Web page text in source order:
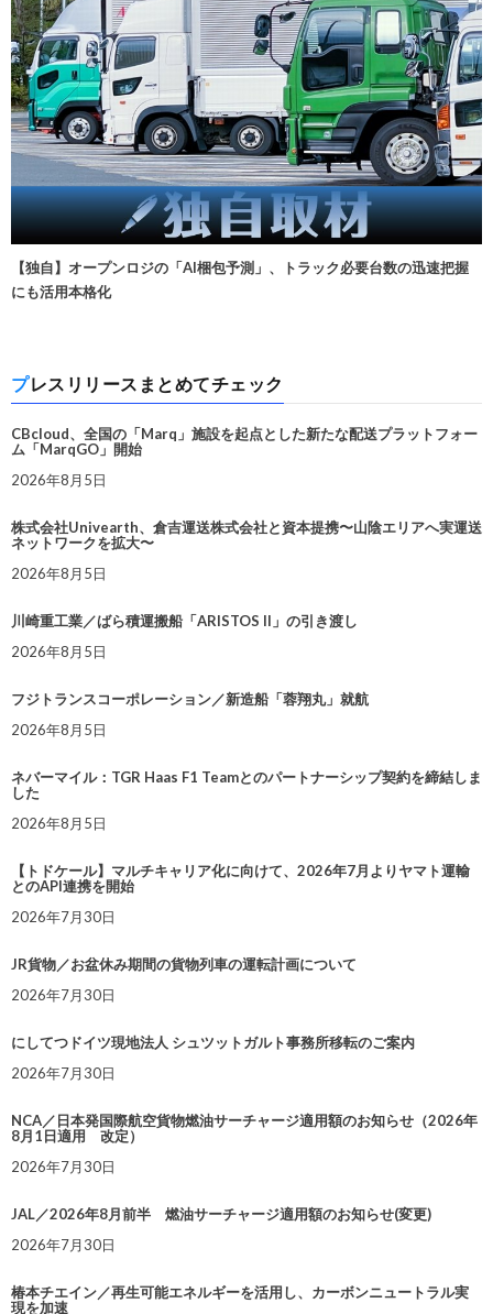
【独自】オープンロジの「AI梱包予測」、トラック必要台数の迅速把握
にも活用本格化
プレスリリースまとめてチェック
CBcloud、全国の「Marq」施設を起点とした新たな配送プラットフォー
ム「MarqGO」開始
2026年8月5日
株式会社Univearth、倉吉運送株式会社と資本提携〜山陰エリアへ実運送
ネットワークを拡大〜
2026年8月5日
川崎重工業／ばら積運搬船「ARISTOS II」の引き渡し
2026年8月5日
フジトランスコーポレーション／新造船「蓉翔丸」就航
2026年8月5日
ネバーマイル：TGR Haas F1 Teamとのパートナーシップ契約を締結しま
した
2026年8月5日
【トドケール】マルチキャリア化に向けて、2026年7月よりヤマト運輸
とのAPI連携を開始
2026年7月30日
JR貨物／お盆休み期間の貨物列車の運転計画について
2026年7月30日
にしてつドイツ現地法人 シュツットガルト事務所移転のご案内
2026年7月30日
NCA／日本発国際航空貨物燃油サーチャージ適用額のお知らせ（2026年
8月1日適用 改定）
2026年7月30日
JAL／2026年8月前半 燃油サーチャージ適用額のお知らせ(変更)
2026年7月30日
椿本チエイン／再生可能エネルギーを活用し、カーボンニュートラル実
現を加速